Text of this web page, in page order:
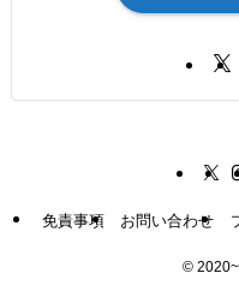
免責事項 お問い合わせ
©